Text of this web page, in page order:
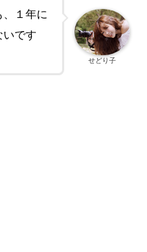
１年に
いです
せどり子